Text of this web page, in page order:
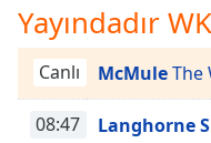
Chapters
Descriptions
descriptions
Yayındadır
Canlı McMuleThe
08:47 Langhorne